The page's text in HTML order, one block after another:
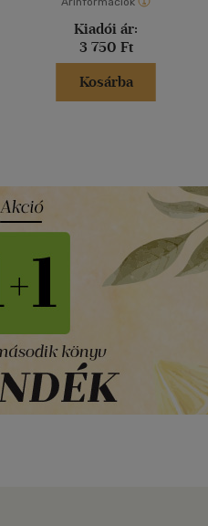
Kiadói ár:
3 750 Ft
Kosárba